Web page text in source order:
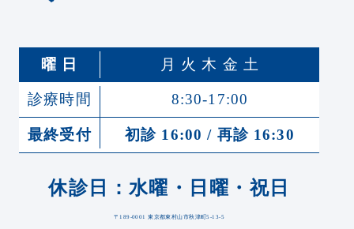
曜 日 月 火 木 金 土
診療時間 8:30-17:00
最終受付 初診 16:00 / 再診 16:30
休診日：水曜・日曜・祝日
〒189-0001 東京都東村山市秋津町5-13-5